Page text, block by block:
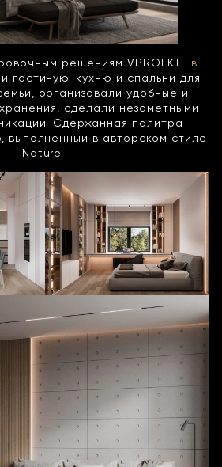
решениям VPROEKTE в
гостиную-кухню и спальни для
организовали удобные и
сделали незаметными
Сдержанная палитра
выполненный в авторском стиле
Nature.